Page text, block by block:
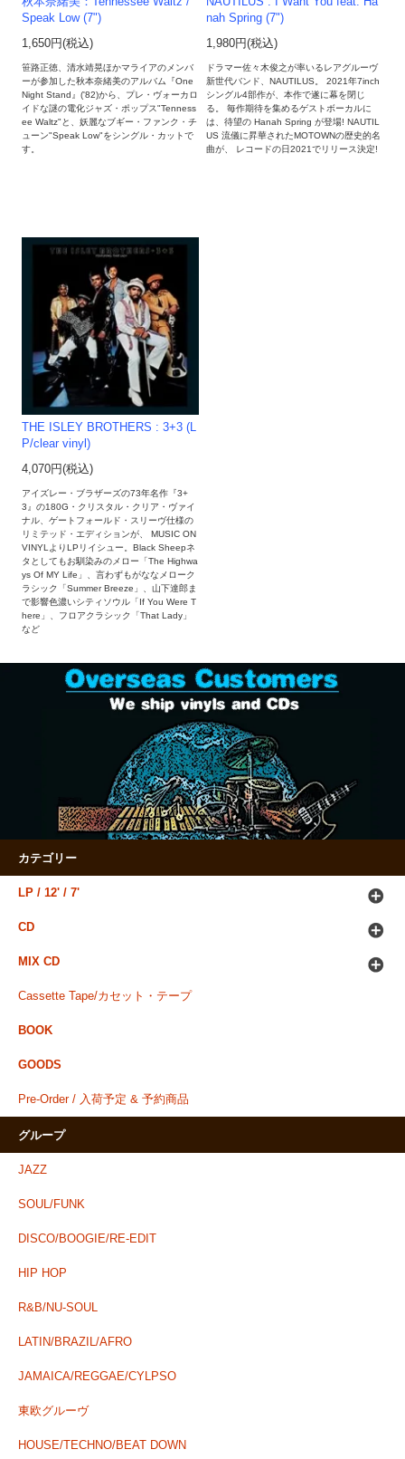
Speak Low (7")
1,650円(税込)
笹路正徳、清水靖晃ほかマライアのメンバ
ーが参加した秋本奈緒美のアルバム『One
Night Stand』('82)から、プレ・ヴォーカロ
イドな謎の電化ジャズ・ポップス"Tenness
ee Waltz"と、妖麗なブギー・ファンク・チ
ューン"Speak Low"をシングル・カットで
す。
nah Spring (7")
1,980円(税込)
ドラマー佐々木俊之が率いるレアグルーヴ
新世代バンド、NAUTILUS。 2021年7inch
シングル4部作が、本作で遂に幕を閉じ
る。 毎作期待を集めるゲストボーカルに
は、待望の Hanah Spring が登場! NAUTIL
US 流儀に昇華されたMOTOWNの歴史的名
曲が、 レコードの日2021でリリース決定!
THE ISLEY BROTHERS : 3+3 (L
P/clear vinyl)
4,070円(税込)
アイズレー・ブラザーズの73年名作『3+
3』の180G・クリスタル・クリア・ヴァイ
ナル、ゲートフォールド・スリーヴ仕様の
リミテッド・エディションが、 MUSIC ON
VINYLよりLPリイシュー。Black Sheepネ
タとしてもお馴染みのメロー「The Highwa
ys Of MY Life」、言わずもがななメローク
ラシック「Summer Breeze」、山下達郎ま
で影響色濃いシティソウル「If You Were T
here」、フロアクラシック「That Lady」
など
カテゴリー
LP / 12' / 7'
CD
MIX CD
Cassette Tape/カセット・テープ
BOOK
GOODS
Pre-Order / 入荷予定 & 予約商品
グループ
JAZZ
SOUL/FUNK
DISCO/BOOGIE/RE-EDIT
HIP HOP
R&B/NU-SOUL
LATIN/BRAZIL/AFRO
JAMAICA/REGGAE/CYLPSO
東欧グルーヴ
HOUSE/TECHNO/BEAT DOWN